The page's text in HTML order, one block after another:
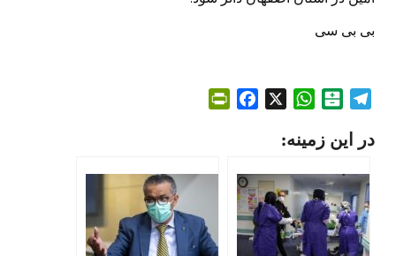
بی بی سی
l
g
r
a
m
t
a
r
W
a
s
A
p
p
r
i
در این زمینه: